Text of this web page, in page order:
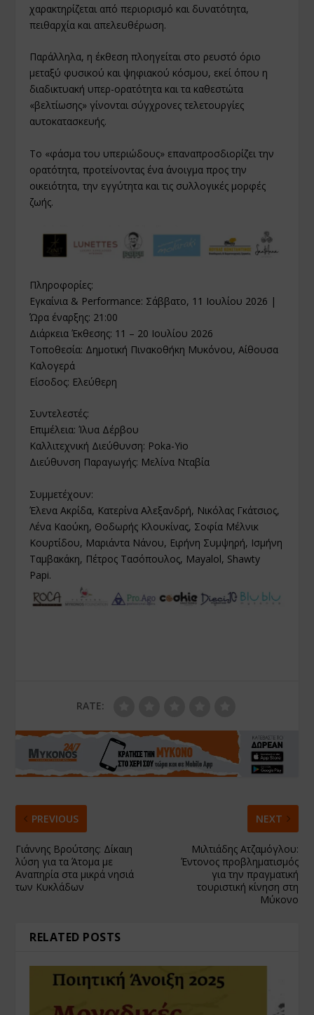
χαρακτηρίζεται από περιορισμό και δυνατότητα,
πειθαρχία και απελευθέρωση.
Παράλληλα, η έκθεση πλοηγείται στο ρευστό όριο
μεταξύ φυσικού και ψηφιακού κόσμου, εκεί όπου η
διαδικτυακή υπερ-ορατότητα και τα καθεστώτα
«βελτίωσης» γίνονται σύγχρονες τελετουργίες
αυτοκατασκευής.
Το «φάσμα του υπεριώδους» επαναπροσδιορίζει την
ορατότητα, προτείνοντας ένα άνοιγμα προς την
οικειότητα, την εγγύτητα και τις συλλογικές μορφές
ζωής.
Πληροφορίες:
Εγκαίνια & Performance: Σάββατο, 11 Ιουλίου 2026 |
Ώρα έναρξης: 21:00
Διάρκεια Έκθεσης: 11 – 20 Ιουλίου 2026
Τοποθεσία: Δημοτική Πινακοθήκη Μυκόνου, Αίθουσα
Καλογερά
Είσοδος: Ελεύθερη
Συντελεστές:
Επιμέλεια: Ίλυα Δέρβου
Καλλιτεχνική Διεύθυνση: Poka-Yio
Διεύθυνση Παραγωγής: Μελίνα Νταβία
Συμμετέχουν:
Έλενα Ακρίδα, Κατερίνα Αλεξανδρή, Νικόλας Γκάτσιος,
Λένα Καούκη, Θοδωρής Κλουκίνας, Σοφία Μέλνικ
Κουρτίδου, Μαριάντα Νάνου, Ειρήνη Συμψηρή, Ισμήνη
Ταμβακάκη, Πέτρος Τασόπουλος, Mayalol, Shawty
Papi.
RATE:
PREVIOUS
Γιάννης Βρούτσης: Δίκαιη
λύση για τα Άτομα με
Αναπηρία στα μικρά νησιά
των Κυκλάδων
NEXT
Μιλτιάδης Ατζαμόγλου:
Έντονος προβληματισμός
για την πραγματική
τουριστική κίνηση στη
Μύκονο
RELATED POSTS